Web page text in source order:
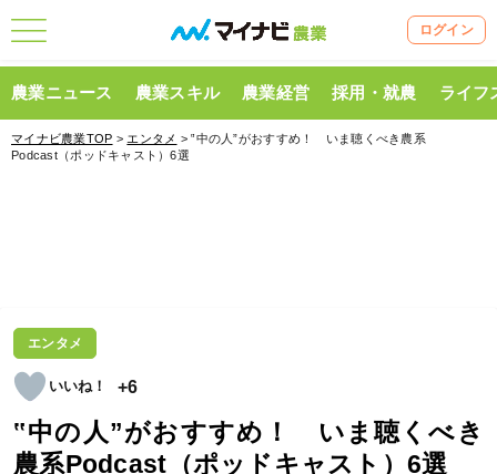
ログイン
農業ニュース 農業スキル 農業経営 採用・就農 ライフ
マイナビ農業TOP > エンタメ > ‟中の人”がおすすめ！ いま聴くべき農系
Podcast（ポッドキャスト）6選
エンタメ
+6
‟中の人”がおすすめ！ いま聴くべき
農系Podcast（ポッドキャスト）6選